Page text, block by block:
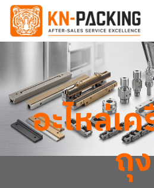
ข้าม
ยัง
อะไหล่เ
ถุง